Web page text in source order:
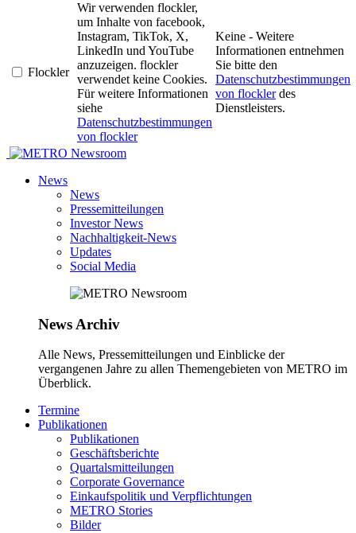
Flockler
Wir verwenden flockler,
um Inhalte von facebook,
Instagram, TikTok, X,
LinkedIn und YouTube
anzuzeigen. flockler
verwendet keine Cookies.
Für weitere Informationen
siehe
Datenschutzbestimmungen
von flockler
Keine - Weitere
Informationen entnehmen
Sie bitte den
Datenschutzbestimmungen
von flocklerdes
Dienstleisters.
Newsroom
News
News
Pressemitteilungen
Investor News
Nachhaltigkeit-News
Updates
Social Media
News Archiv
Alle News, Pressemitteilungen und Einblicke der
vergangenen Jahre zu allen Themengebieten von METRO im
Überblick.
Termine
Publikationen
Publikationen
Geschäftsberichte
Quartalsmitteilungen
Corporate Governance
Einkaufspolitik und Verpflichtungen
METRO Stories
Bilder